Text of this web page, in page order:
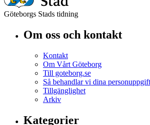
Göteborgs Stads tidning
Om oss och kontakt
Kontakt
Om Vårt Göteborg
Till goteborg.se
Så behandlar vi dina
Tillgänglighet
Arkiv
Kategorier